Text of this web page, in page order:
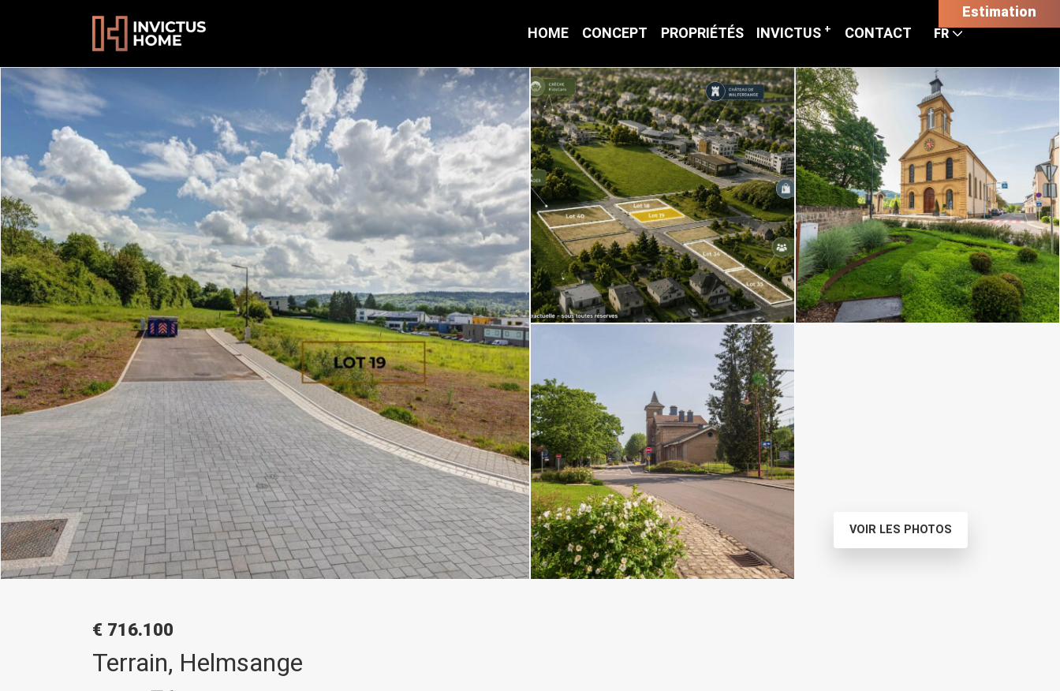
Estimation
HOME
CONCEPT PROPRIÉTÉS INVICTUS + CONTACT FR
VOIR LES PHOTOS
€ 716.100
Terrain, Helmsange